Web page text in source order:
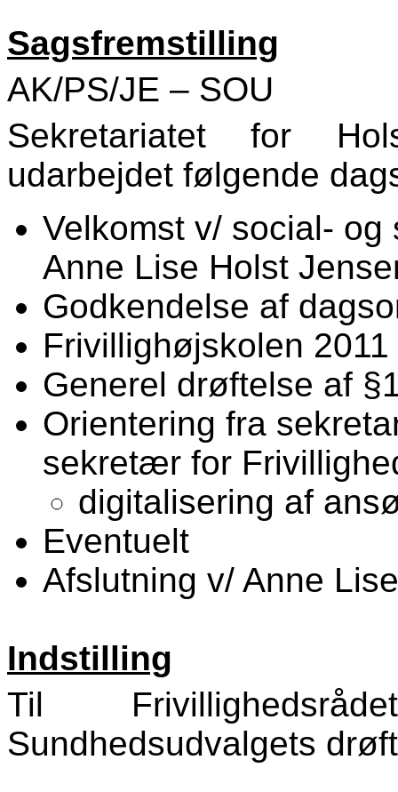
Sagsfremstilling
AK/PS/JE – SOU
Sekretariatet for
udarbejdet følgende
Velkomst v/ social-
Anne Lise Holst
Godkendelse af
Frivillighøjskolen
Generel drøftelse af
Orientering fra
sekretær for
digitalisering af
Eventuelt
Afslutning v/ Anne
Indstilling
Til
Sundhedsudvalgets